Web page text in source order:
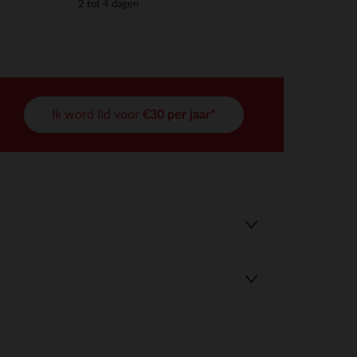
2 tot 4 dagen
Ik word lid voor €30 per jaar*